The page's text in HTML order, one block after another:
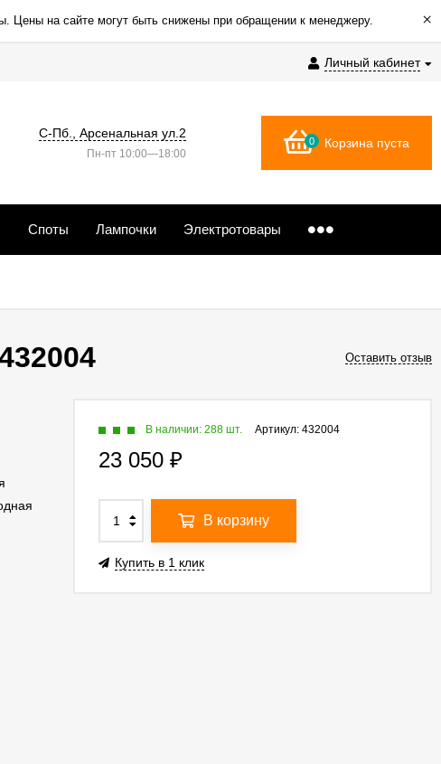
Цены на сайте могут быть снижены при обращении к менеджеру. ×
Личный кабинет
С-Пб., Арсенальная ул.2
Пн-пт 10:00—18:00
0 Корзина пуста
Споты Лампочки Электротовары
Оставить отзыв
Артикул: 432004
В наличии: 288 шт.
23 050 ₽
В корзину
Купить в 1 клик